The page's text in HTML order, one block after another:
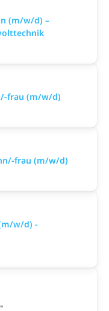
(m/w/d) –
frau (m/w/d)
frau (m/w/d)
w/d) -